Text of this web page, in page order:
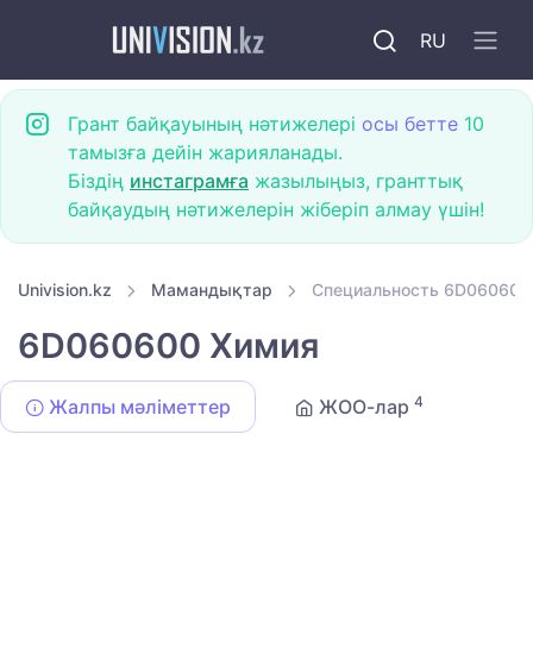
RU
Грант байқауының нәтижелері осы бетте 10
тамызға дейін жарияланады.
Біздің инстаграмға жазылыңыз, гранттық
байқаудың нәтижелерін жіберіп алмау үшін!
Univision.kz Мамандықтар Специальность
6D060600 Химия
Жалпы мәліметтер ЖОО-лар 4